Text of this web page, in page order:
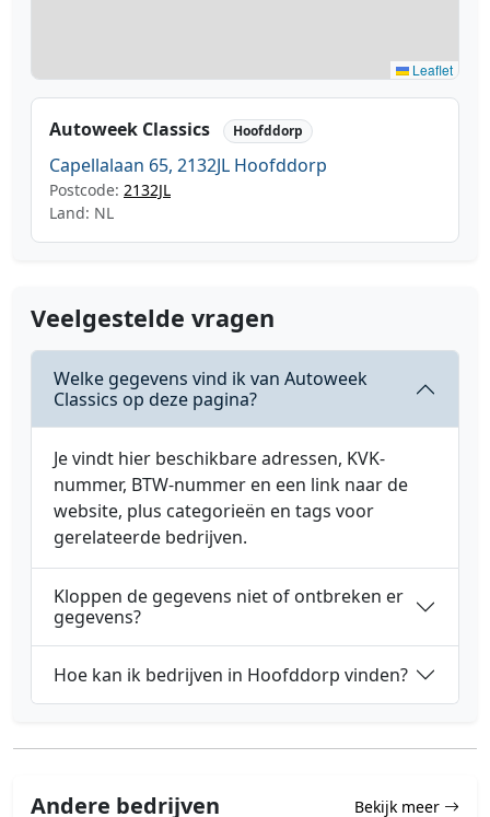
Leaflet
Autoweek Classics Hoofddorp
Capellalaan 65, 2132JL Hoofddorp
Postcode: 2132JL
Land: NL
Veelgestelde vragen
Welke gegevens vind ik van Autoweek
Classics op deze pagina?
Je vindt hier beschikbare adressen, KVK-
nummer, BTW-nummer en een link naar de
website, plus categorieën en tags voor
gerelateerde bedrijven.
Kloppen de gegevens niet of ontbreken er
gegevens?
Hoe kan ik bedrijven in Hoofddorp vinden?
Andere bedrijven Bekijk meer